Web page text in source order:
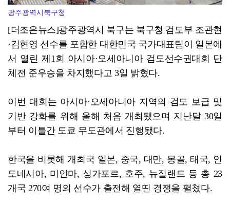
광주광역시북구청
[더조은뉴스]광주광역시 북구는 북구청 검도부 조관현
·김현영 선수를 포함한 대한민국 국가대표팀이 일본에
서 열린 제1회 아시아·오세아니아 검도선수권대회 단
체전 준우승을 차지했다고 3일 밝혔다.
이번 대회는 아시아·오세아니아 지역의 검도 보급 및
기반 강화를 위해 올해 처음 개최됐으며 지난달 30일
부터 이틀간 도쿄 무도관에서 진행됐다.
한국을 비롯해 개최국 일본, 중국, 대만, 몽골, 태국, 인
도네시아, 미얀마, 싱가포르, 호주, 뉴질랜드 등 총 23
개국 270여 명의 선수가 출전해 열띤 경쟁을 펼쳤다.